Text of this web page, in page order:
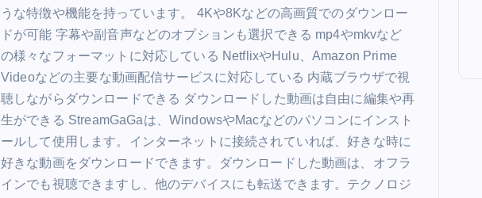
うな特徴や機能を持っています。 4Kや8Kなどの高画質でのダウンロー
ドが可能 字幕や副音声などのオプションも選択できる mp4やmkvなど
の様々なフォーマットに対応している NetflixやHulu、Amazon Prime
Videoなどの主要な動画配信サービスに対応している 内蔵ブラウザで視
聴しながらダウンロードできる ダウンロードした動画は自由に編集や再
生ができる StreamGaGaは、WindowsやMacなどのパソコンにインスト
ールして使用します。インターネットに接続されていれば、好きな時に
好きな動画をダウンロードできます。ダウンロードした動画は、オフラ
インでも視聴できますし、他のデバイスにも転送できます。テクノロジ